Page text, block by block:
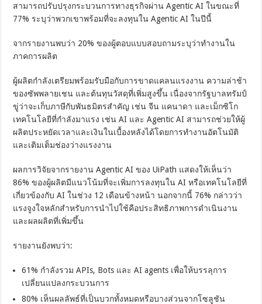
สามารถปรับปรุงกระบวนการทางธุรกิจผ่าน Agentic AI ในขณะที่
77% ระบุว่าพวกเขาพร้อมที่จะลงทุนใน Agentic AI ในปีนี้
จากรายงานพบว่า 20% ของผู้ตอบแบบสอบถามระบุว่าทำงานใน
ภาคการผลิต
ผู้ผลิตกำลังเตรียมพร้อมรับมือกับการขาดแคลนแรงงาน ความล่าช้า
ของซัพพลายเชน และต้นทุนวัสดุที่เพิ่มสูงขึ้น เนื่องจากรัฐบาลทรัมป์
ขู่ว่าจะเก็บภาษีกับพันธมิตรสำคัญ เช่น จีน แคนาดา และเม็กซิโก
เทคโนโลยีที่กำลังมาแรง เช่น AI และ Agentic AI สามารถช่วยให้ผู้
ผลิตประหยัดเวลาและเงินในเบื้องหลังได้โดยการทำงานอัตโนมัติ
และเติมเต็มช่องว่างแรงงาน
ผลการวิจัยจากรายงาน Agentic AI ของ UiPath แสดงให้เห็นว่า
86% ของผู้ผลิตมีแนวโน้มที่จะเพิ่มการลงทุนใน AI หรือเทคโนโลยีที่
เกี่ยวข้องกับ AI ในช่วง 12 เดือนข้างหน้า นอกจากนี้ 76% กล่าวว่า
แรงจูงใจหลักสำหรับการนำไปใช้คือประสิทธิภาพการดำเนินงาน
และผลผลิตที่เพิ่มขึ้น
รายงานยังพบว่า:
61% กำลังรวม APIs, Bots และ AI agents เพื่อให้บรรลุการ
เปลี่ยนแปลงกระบวนการ
80% เห็นผลลัพธ์ที่เป็นบวกทั้งหมดหรือบางส่วนจากโซลูชัน